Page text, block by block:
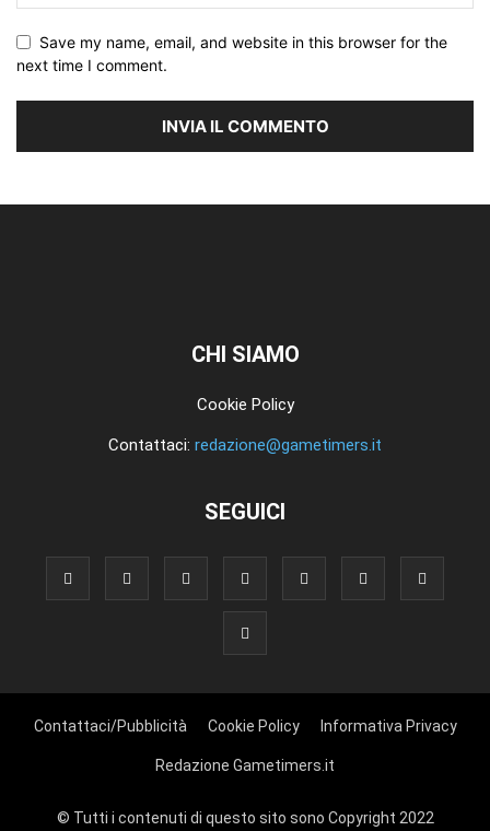
Save my name, email, and website in this browser for the
next time I comment.
CHI SIAMO
Cookie Policy
Contattaci: redazione@gametimers.it
SEGUICI
Contattaci/Pubblicità Cookie Policy Informativa Privacy
Redazione Gametimers.it
© Tutti i contenuti di questo sito sono Copyright 2022